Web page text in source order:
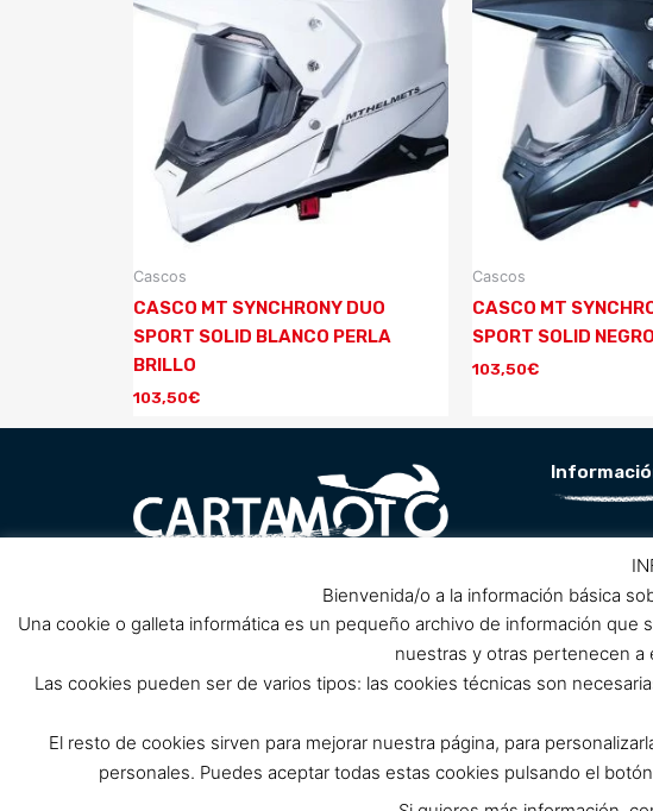
Cascos
CASCO MT SYNCHRONY DUO
SPORT SOLID BLANCO PERLA
BRILLO
103,50€
Cascos
CASCO MT
SPORT SOLID
103,50€
próximo Club de Cabos, Cartagena.
(Cerrado por reforma, solo tienda
info@cartamoto.es
Política de
Política de
Política de
Condiciones
Bienvenida/o a la información básica
Una cookie o galleta informática es un pequeño archivo de información
nuestras y otras pertenecen a
Las cookies pueden ser de varios tipos: las cookies técnicas son
El resto de cookies sirven para mejorar nuestra página, para
personales. Puedes aceptar todas estas cookies pulsando el